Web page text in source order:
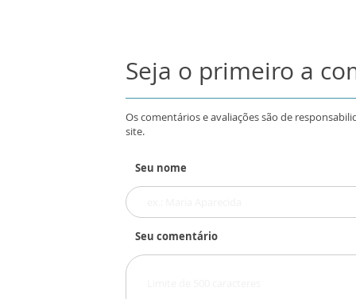
Seja o primeiro a
Os comentários e avaliações são de
site.
Seu nome
Seu comentário